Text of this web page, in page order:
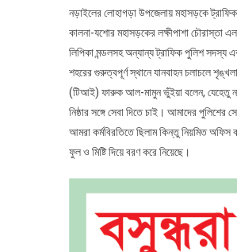
নড়াইলের লোহাগড়া উপজেলায় মহাসড়কে
কালনা-যশোর মহাসড়কের লক্ষীপাশা চৌরাস্তা
লিপিকা মন্ডলসহ অন্যান্য ট্রাফিক পুলিশ সদস্য
শহরের গুরুত্বপূর্ণ স্থানে যানবাহন চলাচলে
(টিআই) ফারুক আল-মামুন ভুঁইয়া বলেন, যেহেতু
নিষ্ঠার সঙ্গে সেবা দিতে চাই। আমাদের
আমরা কর্মবিরতিতে ছিলাম কিন্তু নিয়মিত
ফুল ও মিষ্টি দিয়ে বরণ করে নিয়েছে।